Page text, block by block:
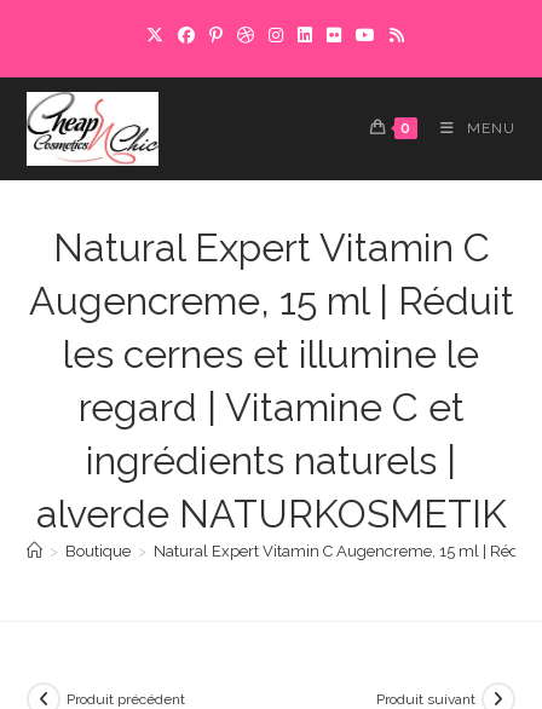
content
0 MENU
Natural Expert Vitamin C
Augencreme, 15 ml | Réduit
les cernes et illumine le
regard | Vitamine C et
ingrédients naturels |
alverde NATURKOSMETIK
> Boutique > Natural Expert Vitamin C Augencreme, 15 ml |
Produit précédent Produit suivant